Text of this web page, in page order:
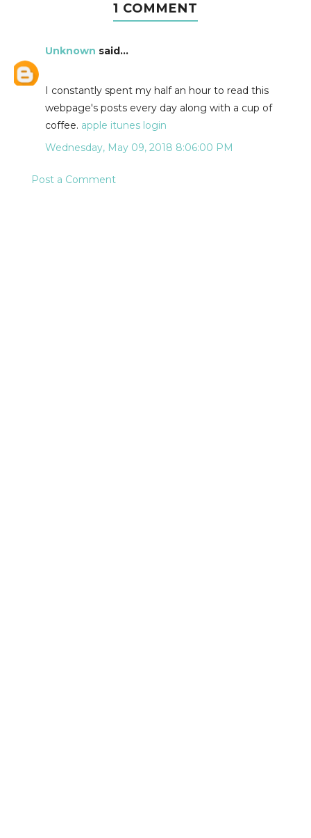
1 COMMENT
Unknown said...
I constantly spent my half an hour to read this
webpage's posts every day along with a cup of
coffee. apple itunes login
Wednesday, May 09, 2018 8:06:00 PM
Post a Comment